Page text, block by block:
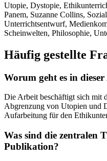
Utopie, Dystopie,
Panem, Suzanne Collins,
Unterrichtsentwurf,
Scheinwelten, Philosophie,
Häufig gestellte
Worum geht es in
Die Arbeit beschäftigt sich mit
Abgrenzung von Utopien und
Aufarbeitung für den
Was sind die zentralen
Publikation?